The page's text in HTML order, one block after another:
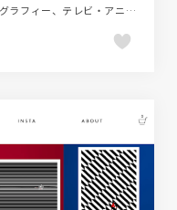
コーポレートサイト、シンプル、タイポグラフィー、テレビ・アニメ・映画・芸能、ホワイト系、モーション多め、レッド系